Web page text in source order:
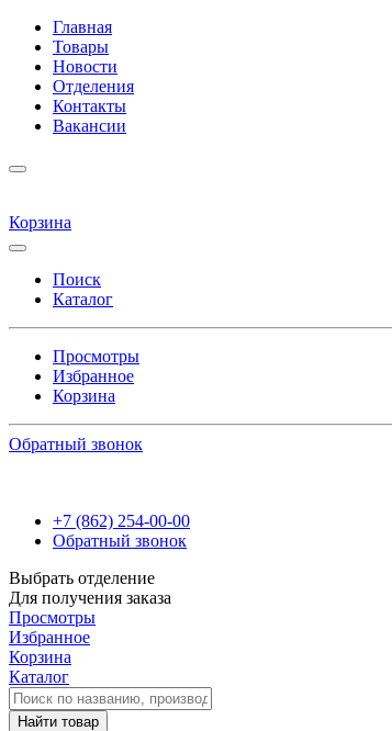
Главная
Товары
Новости
Отделения
Контакты
Вакансии
Корзина
Поиск
Каталог
Просмотры
Избранное
Корзина
Обратный звонок
+7 (862) 254-00-00
Обратный звонок
Выбрать отделение
Для получения заказа
Просмотры
Избранное
Корзина
Каталог
Найти товар